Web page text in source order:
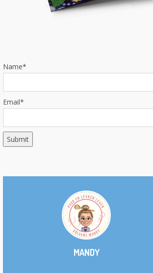
Name*
Email*
MANDY